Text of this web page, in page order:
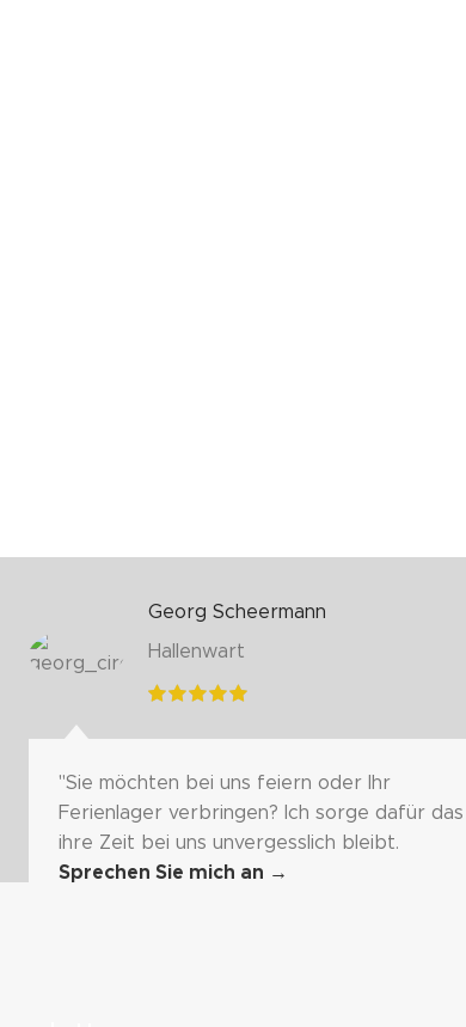
Georg Scheermann
Hallenwart
"Sie möchten bei uns feiern oder Ihr
Ferienlager verbringen? Ich sorge dafür das
ihre Zeit bei uns unvergesslich bleibt.
Sprechen Sie mich an →